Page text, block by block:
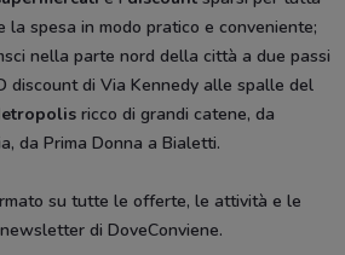
la spesa in modo pratico e conveniente;
nella parte nord della città a due passi
discount di Via Kennedy alle spalle del
ricco di grandi catene, da
da Prima Donna a Bialetti.
su tutte le offerte, le attività e le
di DoveConviene.